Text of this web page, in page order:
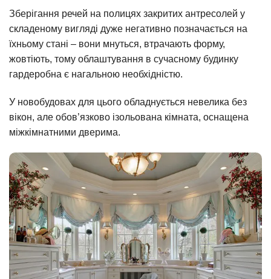
Зберігання речей на полицях закритих антресолей у
складеному вигляді дуже негативно позначається на
їхньому стані – вони мнуться, втрачають форму,
жовтіють, тому облаштування в сучасному будинку
гардеробна є нагальною необхідністю.
У новобудовах для цього обладнується невелика без
вікон, але обов’язково ізольована кімната, оснащена
міжкімнатними дверима.